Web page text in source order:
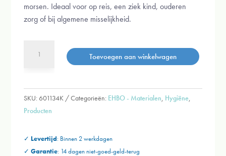
morsen. Ideaal voor op reis, een ziek kind, ouderen
zorg of bij algemene misselijkheid.
-
50
aantal
Toevoegen aan winkelwagen
SKU:601134K Categorieën: EHBO - Materialen, Hygiëne,
Producten
✓ Levertijd: Binnen 2 werkdagen
✓Garantie: 14 dagen niet-goed-geld-terug